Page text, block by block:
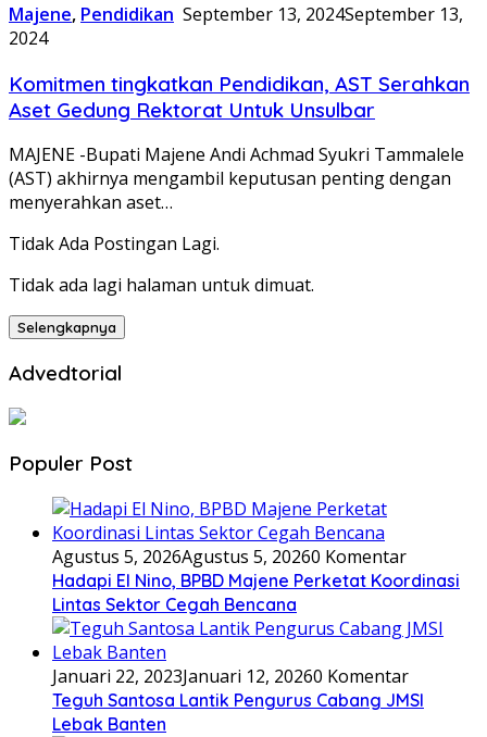
Majene, Pendidikan September 13, 2024September 13,
2024
Komitmen tingkatkan Pendidikan, AST Serahkan
Aset Gedung Rektorat Untuk Unsulbar
MAJENE -Bupati Majene Andi Achmad Syukri Tammalele
(AST) akhirnya mengambil keputusan penting dengan
menyerahkan aset…
Tidak Ada Postingan Lagi.
Tidak ada lagi halaman untuk dimuat.
Selengkapnya
Advedtorial
Populer Post
Agustus 5, 2026Agustus 5, 20260 Komentar
Hadapi El Nino, BPBD Majene Perketat Koordinasi
Lintas Sektor Cegah Bencana
Januari 22, 2023Januari 12, 20260 Komentar
Teguh Santosa Lantik Pengurus Cabang JMSI
Lebak Banten